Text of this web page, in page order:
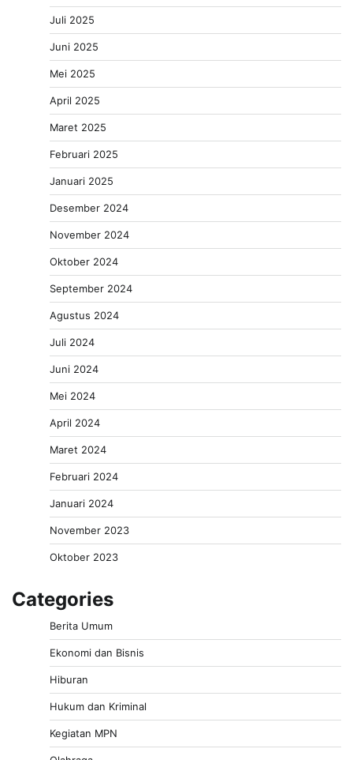
Juli 2025
Juni 2025
Mei 2025
April 2025
Maret 2025
Februari 2025
Januari 2025
Desember 2024
November 2024
Oktober 2024
September 2024
Agustus 2024
Juli 2024
Juni 2024
Mei 2024
April 2024
Maret 2024
Februari 2024
Januari 2024
November 2023
Oktober 2023
Categories
Berita Umum
Ekonomi dan Bisnis
Hiburan
Hukum dan Kriminal
Kegiatan MPN